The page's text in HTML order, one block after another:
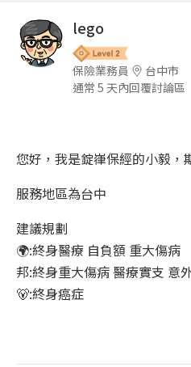
lego
保險業務員
台中市
通常 5 天內回覆討論區
您好，我是錠嵂保經的小毅，
服務地區為台中
建議規劃
🌍:終身醫療 自負額 重大傷病
邦:終身重大傷病 醫療實支 意
🐻:終身癌症